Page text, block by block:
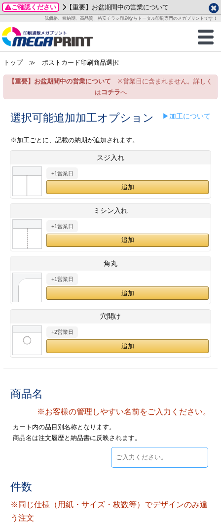
ご確認ください 【重要】お盆期間中の営業について
低価格、短納期、高品質、格安チラシ印刷ならトータル印刷専門のメガプリントです！
商品一覧
グッズ
ステッカー
ックカード印刷
業ツール印刷
＆盛り上げ印刷
ご利用ガイド
お客様へ
いて
方法
/送料について
刷
カード印刷
ックカード名刺
ムカード
型マル型印刷
ード印刷
刷
印刷
印刷
フォルダー
印刷
印刷
データ作成ガイド
成前に
ガイド
加工指示ガイド
テンプレート
ード印刷
名刺印刷
ックカード
ード印刷
形マル型
印刷
刷
印刷
カード印刷
ァイル印刷
一覧
わせ
り
プル請求
2026年 8月
月
火 水 木 金
土
1
3
4 5 6 7
8
15
24
25 26 27
29
土
1
2 3
9 10 11
12
14
15 16 17 18
19
26
28
29 30
・・休業日
トップ≫ ポストカード印刷商品選択
【重要】お盆期間中の営業について ※営業日に含まれません。詳しく
は コチラへ
選択可能追加加工オプション ▶加工について
※加工ごとに、記載の納期が追加されます。
スジ入れ
+1営業日
ミシン入れ
+1営業日
角丸
+1営業日
穴開け
+2営業日
商品名
※お客様の管理しやすい名前をご入力ください。
カート内の品目別名称となります。
商品名は注文履歴と納品書に反映されます。
件数
※同じ仕様（用紙・サイズ・枚数等）でデザインのみ違
う注文